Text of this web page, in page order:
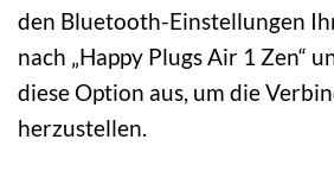
den Bluetooth-Einstellungen
nach „Happy Plugs Air 1 Zen“
diese Option aus, um die
herzustellen.